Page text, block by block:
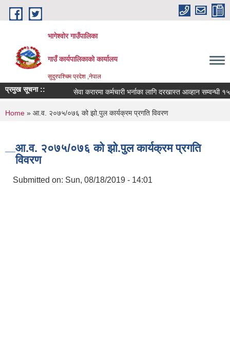
Skip to main content
भागेश्वोर गाउँपालिका
गाउँ कार्यपालिकाको कार्यालय
सुदुरपश्चिम प्रदेश ,नेपाल
प्रमुख सूचना :: सेवा करारमा कर्मचारी भर्नाका लागि दरखास्त आव्हान सम्वन्धी १५
You are here
Home » आ.व. २०७५/०७६ को झो.पुल कार्यक्रम प्रगति विवरण
आ.व. २०७५/०७६ को झो.पुल कार्यक्रम प्रगति
विवरण
Submitted on: Sun, 08/18/2019 - 14:01